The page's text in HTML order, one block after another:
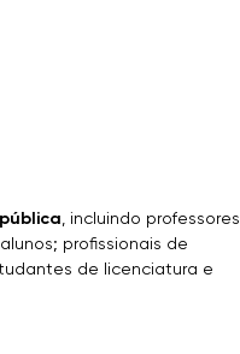
, incluindo professores,
profissionais de
de licenciatura e